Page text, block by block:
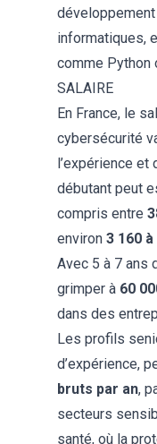
informatiques,
comme Python
SALAIRE
En France, le
cybersécurité
l’expérience et
débutant peut
compris entre
environ 3 160
Avec 5 à 7 ans
grimper à 60
dans des
Les profils
d’expérience,
bruts par an,
secteurs
santé, où la